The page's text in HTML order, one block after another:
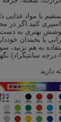
با مواد غذایی
کنید.اگر
پوشش بهتری به
یا یخبندان
به هم نزنید،
در جای خشک و خنک (45 درجه
دارید